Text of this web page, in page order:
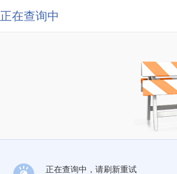
正在查询中
正在查询中，请刷新重试